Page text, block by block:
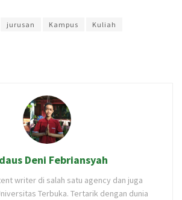
jurusan Kampus Kuliah
Deni Febriansyah
writer di salah satu agency dan juga
Terbuka. Tertarik dengan dunia